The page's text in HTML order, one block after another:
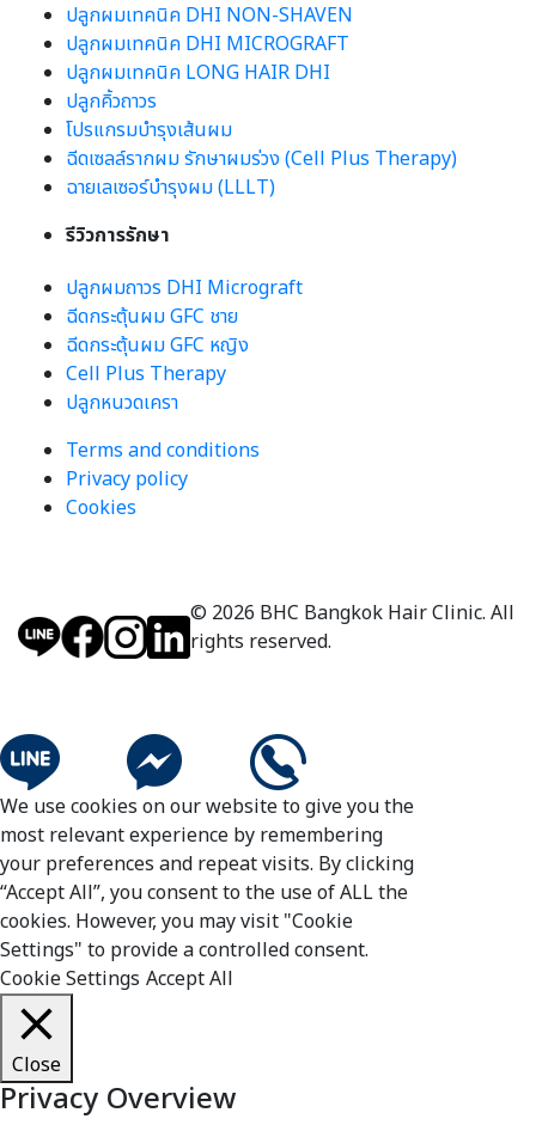
ปลูกผมเทคนิค DHI NON-SHAVEN
ปลูกผมเทคนิค DHI MICROGRAFT
ปลูกผมเทคนิค LONG HAIR DHI
ปลูกคิ้วถาวร
โปรแกรมบำรุงเส้นผม
ฉีดเซลล์รากผม รักษาผมร่วง (Cell Plus Therapy)
ฉายเลเซอร์บำรุงผม (LLLT)
รีวิวการรักษา
ปลูกผมถาวร DHI Micrograft
ฉีดกระตุ้นผม GFC ชาย
ฉีดกระตุ้นผม GFC หญิง
Cell Plus Therapy
ปลูกหนวดเครา
Terms and conditions
Privacy policy
Cookies
© 2026 BHC Bangkok Hair Clinic. All
rights reserved.
We use cookies on our website to give you the
most relevant experience by remembering
your preferences and repeat visits. By clicking
“Accept All”, you consent to the use of ALL the
cookies. However, you may visit "Cookie
Settings" to provide a controlled consent.
Cookie Settings Accept All
Close
Privacy Overview